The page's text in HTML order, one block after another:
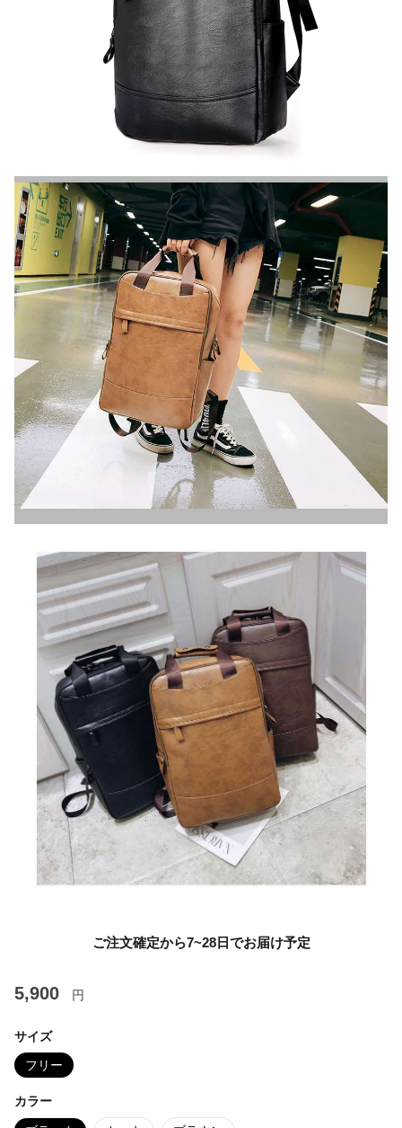
ご注文確定から7~28日でお届け予定
5,900 円
サイズ
フリー
カラー